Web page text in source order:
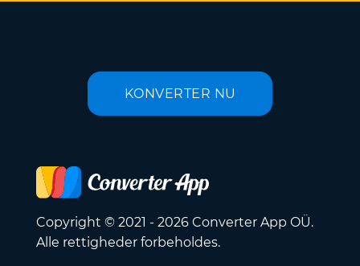
KONVERTER NU
Copyright © 2021 - 2026 Converter App OÜ.
Alle rettigheder forbeholdes.